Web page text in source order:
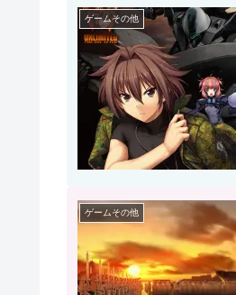
ゲームその他
ゲームその他